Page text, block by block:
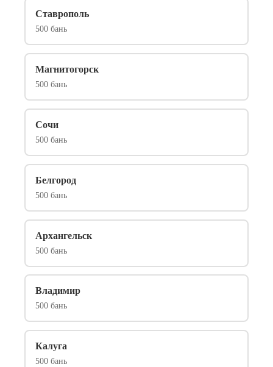
Ставрополь
500 бань
Магнитогорск
500 бань
Сочи
500 бань
Белгород
500 бань
Архангельск
500 бань
Владимир
500 бань
Калуга
500 бань